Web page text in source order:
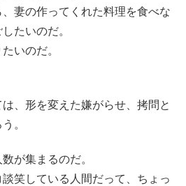
妻の作ってくれた料理を食べな
たいのだ。
いのだ。
、形を変えた嫌がらせ、拷問と
。
が集まるのだ。
笑している人間だって、ちょっ